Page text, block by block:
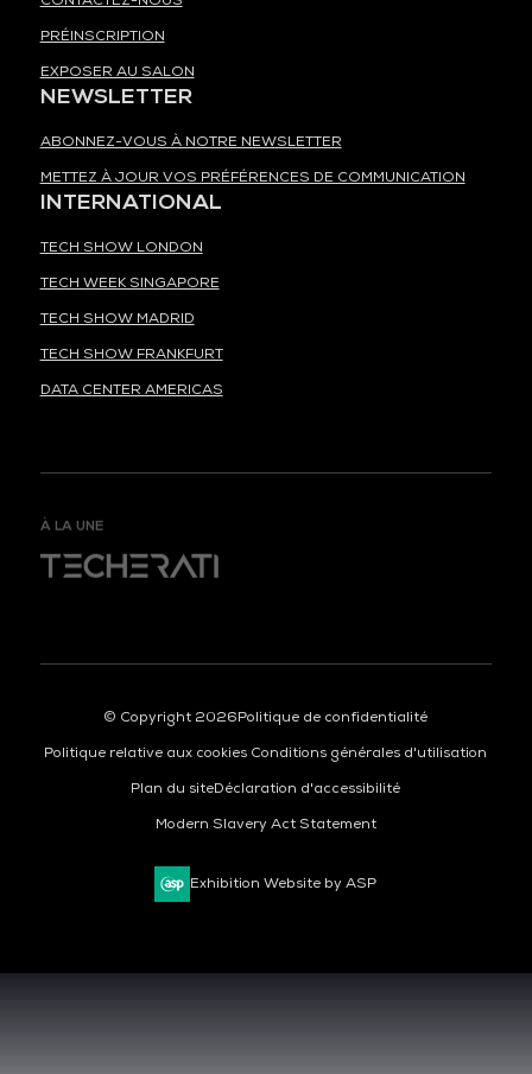
PRÉINSCRIPTION
EXPOSER AU SALON
NEWSLETTER
ABONNEZ-VOUS À NOTRE NEWSLETTER
METTEZ À JOUR VOS PRÉFÉRENCES DE COMMUNICATION
INTERNATIONAL
TECH SHOW LONDON
TECH WEEK SINGAPORE
TECH SHOW MADRID
TECH SHOW FRANKFURT
DATA CENTER AMERICAS
À LA UNE
© Copyright 2026Politique de confidentialité
Politique relative aux cookies Conditions générales d'utilisation
Plan du siteDéclaration d'accessibilité
Modern Slavery Act Statement
Exhibition Website by ASP